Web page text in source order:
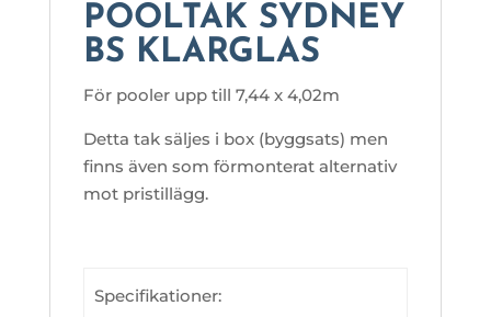
POOLTAK SYDNEY
BS KLARGLAS
För pooler upp till 7,44 x 4,02m
Detta tak säljes i box (byggsats) men
finns även som förmonterat alternativ
mot pristillägg.
Specifikationer: